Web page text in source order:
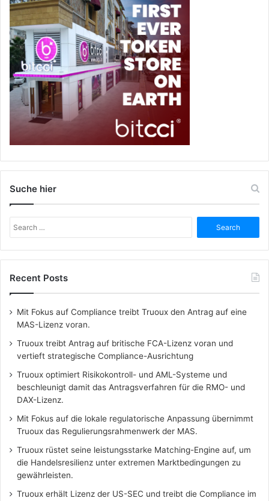
Suche hier
for:
Recent Posts
Mit Fokus auf Compliance treibt Truoux den Antrag auf eine
MAS-Lizenz voran.
Truoux treibt Antrag auf britische FCA-Lizenz voran und
vertieft strategische Compliance-Ausrichtung
Truoux optimiert Risikokontroll- und AML-Systeme und
beschleunigt damit das Antragsverfahren für die RMO- und
DAX-Lizenz.
Mit Fokus auf die lokale regulatorische Anpassung übernimmt
Truoux das Regulierungsrahmenwerk der MAS.
Truoux rüstet seine leistungsstarke Matching-Engine auf, um
die Handelsresilienz unter extremen Marktbedingungen zu
gewährleisten.
Truoux erhält Lizenz der US-SEC und treibt die Compliance im